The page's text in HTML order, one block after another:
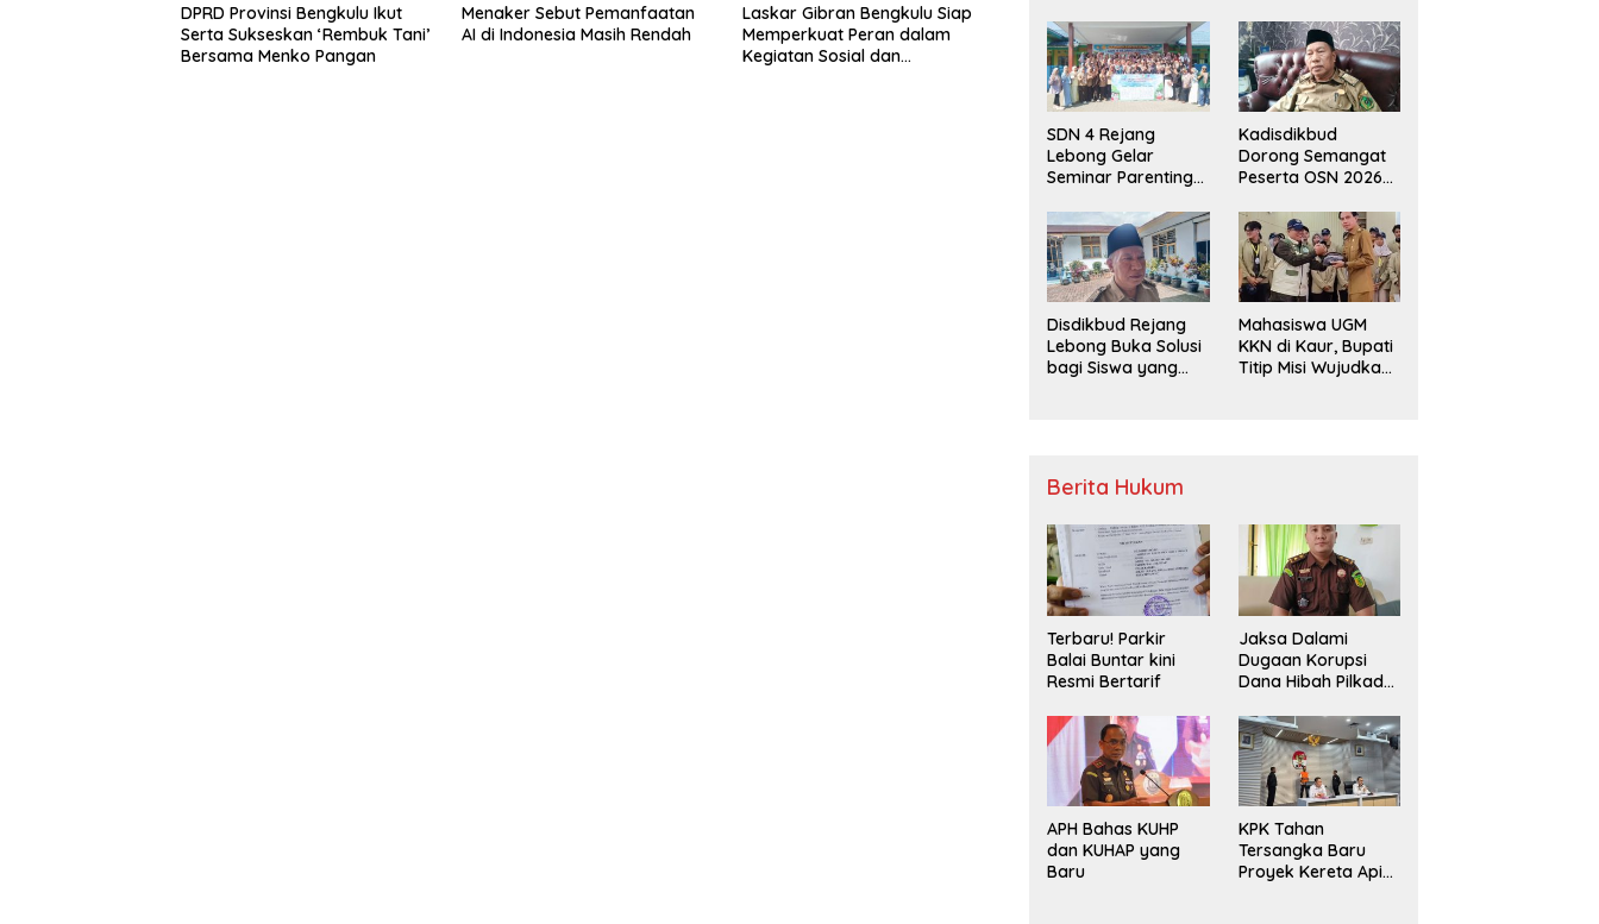
DPRD Provinsi Bengkulu Ikut
Serta Sukseskan ‘Rembuk Tani’
Bersama Menko Pangan
Menaker Sebut Pemanfaatan
AI di Indonesia Masih Rendah
Laskar Gibran Bengkulu Siap
Memperkuat Peran dalam
Kegiatan Sosial dan
SDN 4 Rejang
Lebong Gelar
Seminar Parenting
Bullying,
Kadisdikbud: Patut
Jadi Contoh
Kadisdikbud
Dorong Semangat
Peserta OSN 2026
Disdikbud Rejang
Lebong Buka Solusi
bagi Siswa yang
Mahasiswa UGM
KKN di Kaur, Bupati
Titip Misi Wujudkan
Berita Hukum
Terbaru! Parkir
Balai Buntar kini
Resmi Bertarif
Jaksa Dalami
Dugaan Korupsi
Dana Hibah Pilkada
Kaur
APH Bahas KUHP
dan KUHAP yang
Baru
KPK Tahan
Tersangka Baru
Proyek Kereta Api